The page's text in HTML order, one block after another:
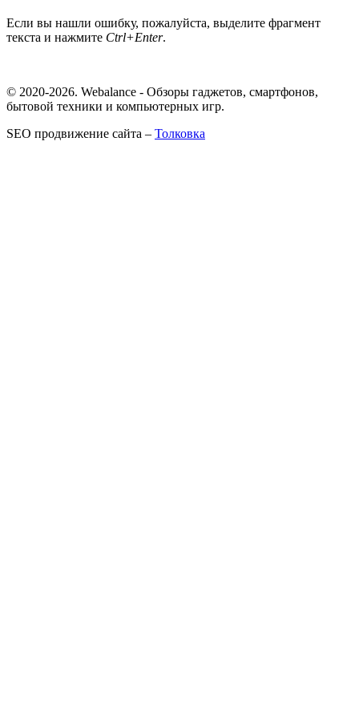
Если вы нашли ошибку, пожалуйста, выделите фрагмент
текста и нажмите Ctrl+Enter.
© 2020-2026. Webalance - Обзоры гаджетов, смартфонов,
бытовой техники и компьютерных игр.
SEO продвижение сайта – Толковка